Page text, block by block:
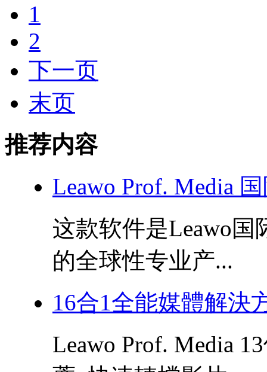
1
2
下一页
末页
推荐内容
Leawo Prof. Media
这款软件是Leawo
的全球性专业产...
16合1全能媒體解決
Leawo Prof. Media